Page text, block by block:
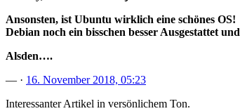
Ansonsten, ist Ubuntu wirklich eine schönes OS!
Debian noch ein bisschen besser Ausgestattet
Alsden….
— · 16. November 2018, 05:23
Interessanter Artikel in versönlichem Ton.